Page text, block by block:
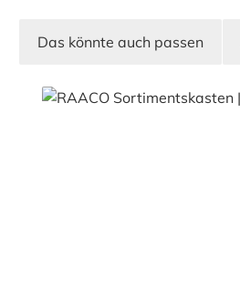
Das könnte auch passen
Produktgalerie überspringen